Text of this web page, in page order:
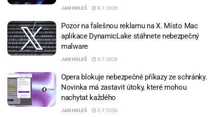
JAN HOLEŠ 8.7.2026
Pozor na falešnou reklamu na X. Místo Mac
aplikace DynamicLake stáhnete nebezpečný
malware
JAN HOLEŠ 3.7.2026
Opera blokuje nebezpečné příkazy ze schránky.
Novinka má zastavit útoky, které mohou
nachytat každého
JAN HOLEŠ 3.7.2026